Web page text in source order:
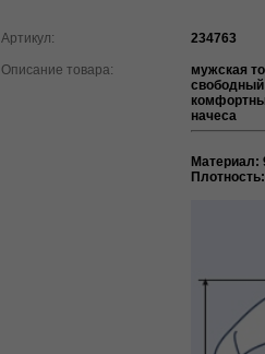
Артикул: 234763
Описание товара:
мужская
свободный
начеса
Материал:
Плотность